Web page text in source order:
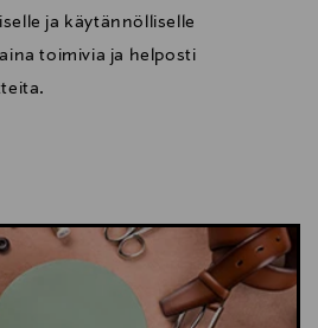
ja käytännölliselle
toimivia ja helposti